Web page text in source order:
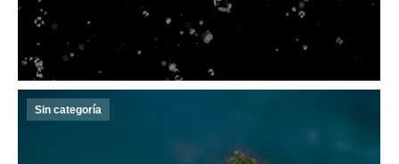
Sin categoría